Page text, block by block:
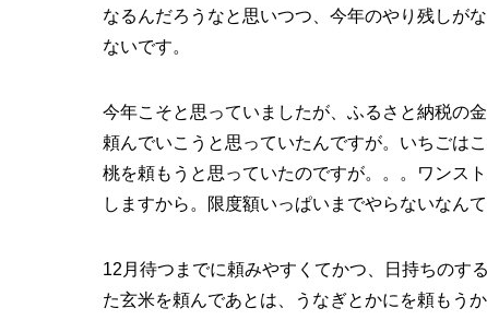
なるんだろうなと思いつつ、今年のやり残しが
ないです。
今年こそと思っていましたが、ふるさと納税の
頼んでいこうと思っていたんですが。いちごは
桃を頼もうと思っていたのですが。。。ワンス
しますから。限度額いっぱいまでやらないなん
12月待つまでに頼みやすくてかつ、日持ちのす
た玄米を頼んであとは、うなぎとかにを頼もう